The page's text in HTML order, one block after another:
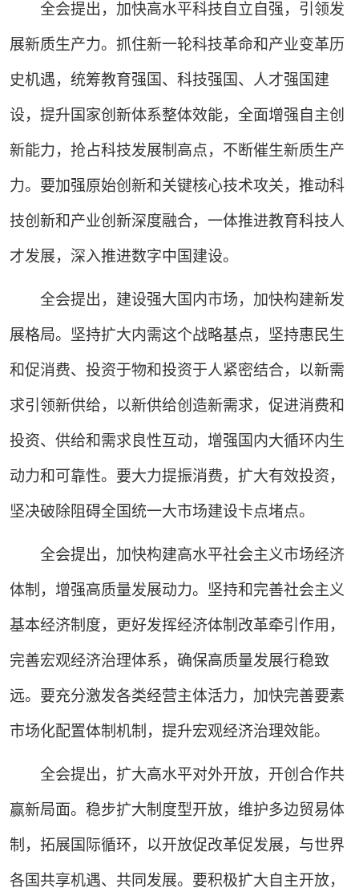
全会提出，加快高水平科技自立自强，引领发
展新质生产力。抓住新一轮科技革命和产业变革历
史机遇，统筹教育强国、科技强国、人才强国建
设，提升国家创新体系整体效能，全面增强自主创
新能力，抢占科技发展制高点，不断催生新质生产
力。要加强原始创新和关键核心技术攻关，推动科
技创新和产业创新深度融合，一体推进教育科技人
才发展，深入推进数字中国建设。
全会提出，建设强大国内市场，加快构建新发
展格局。坚持扩大内需这个战略基点，坚持惠民生
和促消费、投资于物和投资于人紧密结合，以新需
求引领新供给，以新供给创造新需求，促进消费和
投资、供给和需求良性互动，增强国内大循环内生
动力和可靠性。要大力提振消费，扩大有效投资，
坚决破除阻碍全国统一大市场建设卡点堵点。
全会提出，加快构建高水平社会主义市场经济
体制，增强高质量发展动力。坚持和完善社会主义
基本经济制度，更好发挥经济体制改革牵引作用，
完善宏观经济治理体系，确保高质量发展行稳致
远。要充分激发各类经营主体活力，加快完善要素
市场化配置体制机制，提升宏观经济治理效能。
全会提出，扩大高水平对外开放，开创合作共
赢新局面。稳步扩大制度型开放，维护多边贸易体
制，拓展国际循环，以开放促改革促发展，与世界
各国共享机遇、共同发展。要积极扩大自主开放，